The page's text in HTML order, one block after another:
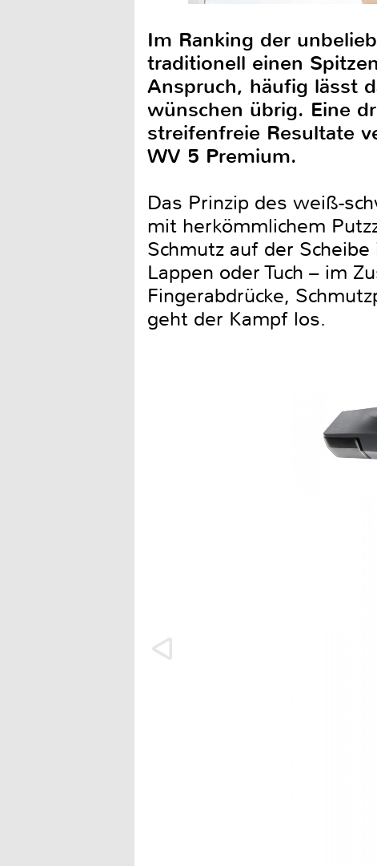
Im Ranking der
traditionell einen
Anspruch, häufig lässt
wünschen übrig. Eine
streifenfreie Resultate
WV 5 Premium.
Das Prinzip des weiß-
mit herkömmlichem
Schmutz auf der
Lappen oder Tuch – im
Fingerabdrücke,
geht der Kampf los.